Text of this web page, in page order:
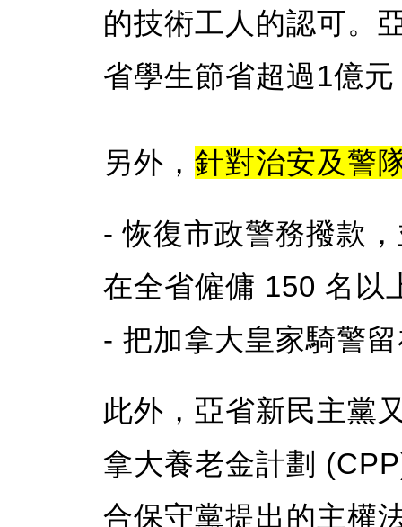
的技術工人的認可。
省學生節省超過1億
另外， 針對治安及警
- 恢復市政警務撥款
在全省僱傭 150 名以
- 把加拿大皇家騎警
此外，亞省新民主黨
拿大養老金計劃
合保守黨提出的主權